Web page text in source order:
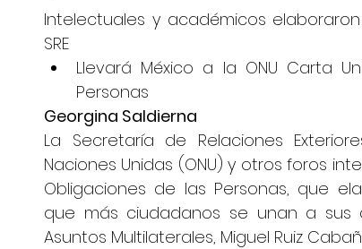
Siempre! Presencia de México Shafaqna
El Siglo de Durango QUADRATIN CDMX
Revista Industria Digital Concamin 11Noticias
Intelectuales y académicos
SRE
Llevará México a la ONU Carta
Personas
Georgina Saldierna
La Secretaría de Relaciones
Naciones Unidas (ONU) y otros foros
Obligaciones de las Personas, que
que más ciudadanos se unan a sus
Asuntos Multilaterales, Miguel Ruiz